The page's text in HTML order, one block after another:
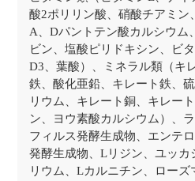
酸2ポリリン酸、硝酸チアミン
A、Dパントテン酸カルシウム
ビン、塩酸ピリドキシン、ビ
D3、葉酸）、ミネラル類（キ
鉄、酸化亜鉛、キレート鉄、
リウム、キレート銅、キレー
ン、ヨウ素酸カルシウム）、
フィルス発酵生成物、エンテ
発酵生成物、Lリジン、ユッカ
リウム、Lカルニチン、ローズ